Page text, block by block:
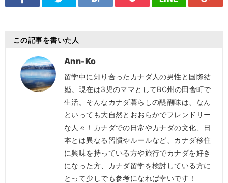
この記事を書いた人
Ann-Ko
留学中に知り合ったカナダ人の男性と国際結
婚。現在は3児のママとしてBC州の田舎町で
生活。そんなカナダ暮らしの醍醐味は、なん
といっても大自然とおおらかでフレンドリー
な人々！カナダでの日常やカナダの文化、日
本とは異なる習慣やルールなど、カナダ移住
に興味を持っている方や旅行でカナダを好き
になった方、カナダ留学を検討している方に
とって少しでも参考になれば幸いです！